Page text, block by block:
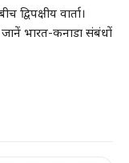
द्विपक्षीय वार्ता।
भारत-कनाडा संबंधों
Verified Expert • 27